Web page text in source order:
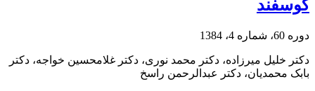
گوسفند
دوره 60، شماره 4، 1384
دکتر خلیل میرزاده، دکتر محمد نوری، دکتر غلامحسین خواجه، دکتر
بابک محمدیان، دکتر عبدالرحمن راسخ